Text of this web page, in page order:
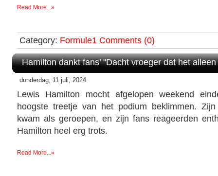
Read More...»
Category: Formule1 Comments (0)
Hamilton dankt fans’ "Dacht vroeger dat het
donderdag, 11 juli, 2024
Lewis Hamilton mocht afgelopen weekend
hoogste treetje van het podium beklimmen.
kwam als geroepen, en zijn fans reageerden
Hamilton heel erg trots.
Read More...»